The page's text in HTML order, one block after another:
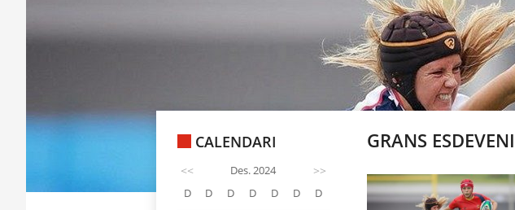
CALENDARI
<< Des. 2024 >>
D D D D D D D
GRANS